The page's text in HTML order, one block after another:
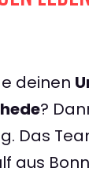
deinen
?
Das
aus